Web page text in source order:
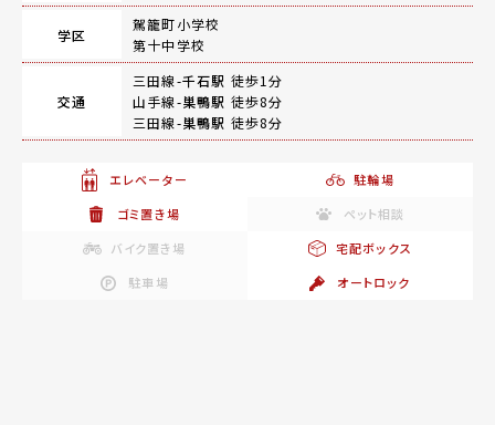
学区
駕籠町小学校
第十中学校
交通
三田線-千石駅 徒歩1分
山手線-巣鴨駅 徒歩8分
三田線-巣鴨駅 徒歩8分
エレベーター
駐輪場
ゴミ置き場
ペット相談
バイク置き場
宅配ボックス
駐車場
オートロック